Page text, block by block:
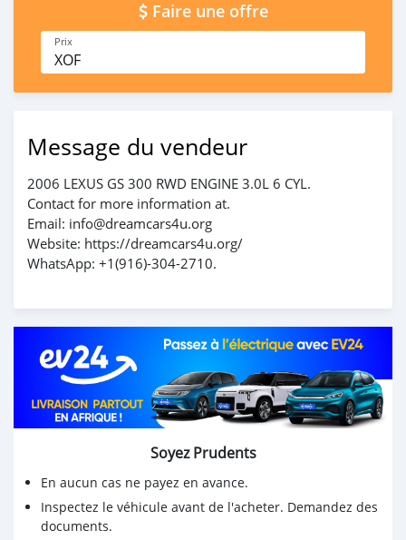
Faire une offre
Prix
XOF
Message du vendeur
2006 LEXUS GS 300 RWD ENGINE 3.0L 6 CYL.
Contact for more information at.
Email: info@dreamcars4u.org
Website: https://dreamcars4u.org/
WhatsApp: ‪+1(916)-304-2710‬.
Soyez Prudents
En aucun cas ne payez en avance.
Inspectez le véhicule avant de l'acheter. Demandez des
documents.